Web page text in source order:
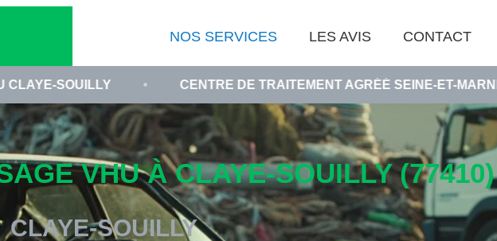
NOS SERVICES LES AVIS CONTACT
• CENTRE DE TRAITEMENT AGRÉÉ SEINE-ET-MARNE •
VHU À CLAYE-SOUILLY (77410)
CLAYE-SOUILLY